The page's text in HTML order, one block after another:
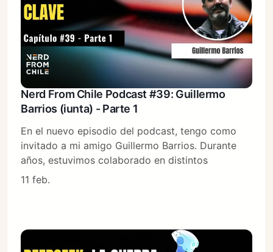
Nerd From Chile Podcast #39: Guillermo
Barrios (iunta) - Parte 1
En el nuevo episodio del podcast, tengo como
invitado a mi amigo Guillermo Barrios. Durante
años, estuvimos colaborado en distintos
11 feb.